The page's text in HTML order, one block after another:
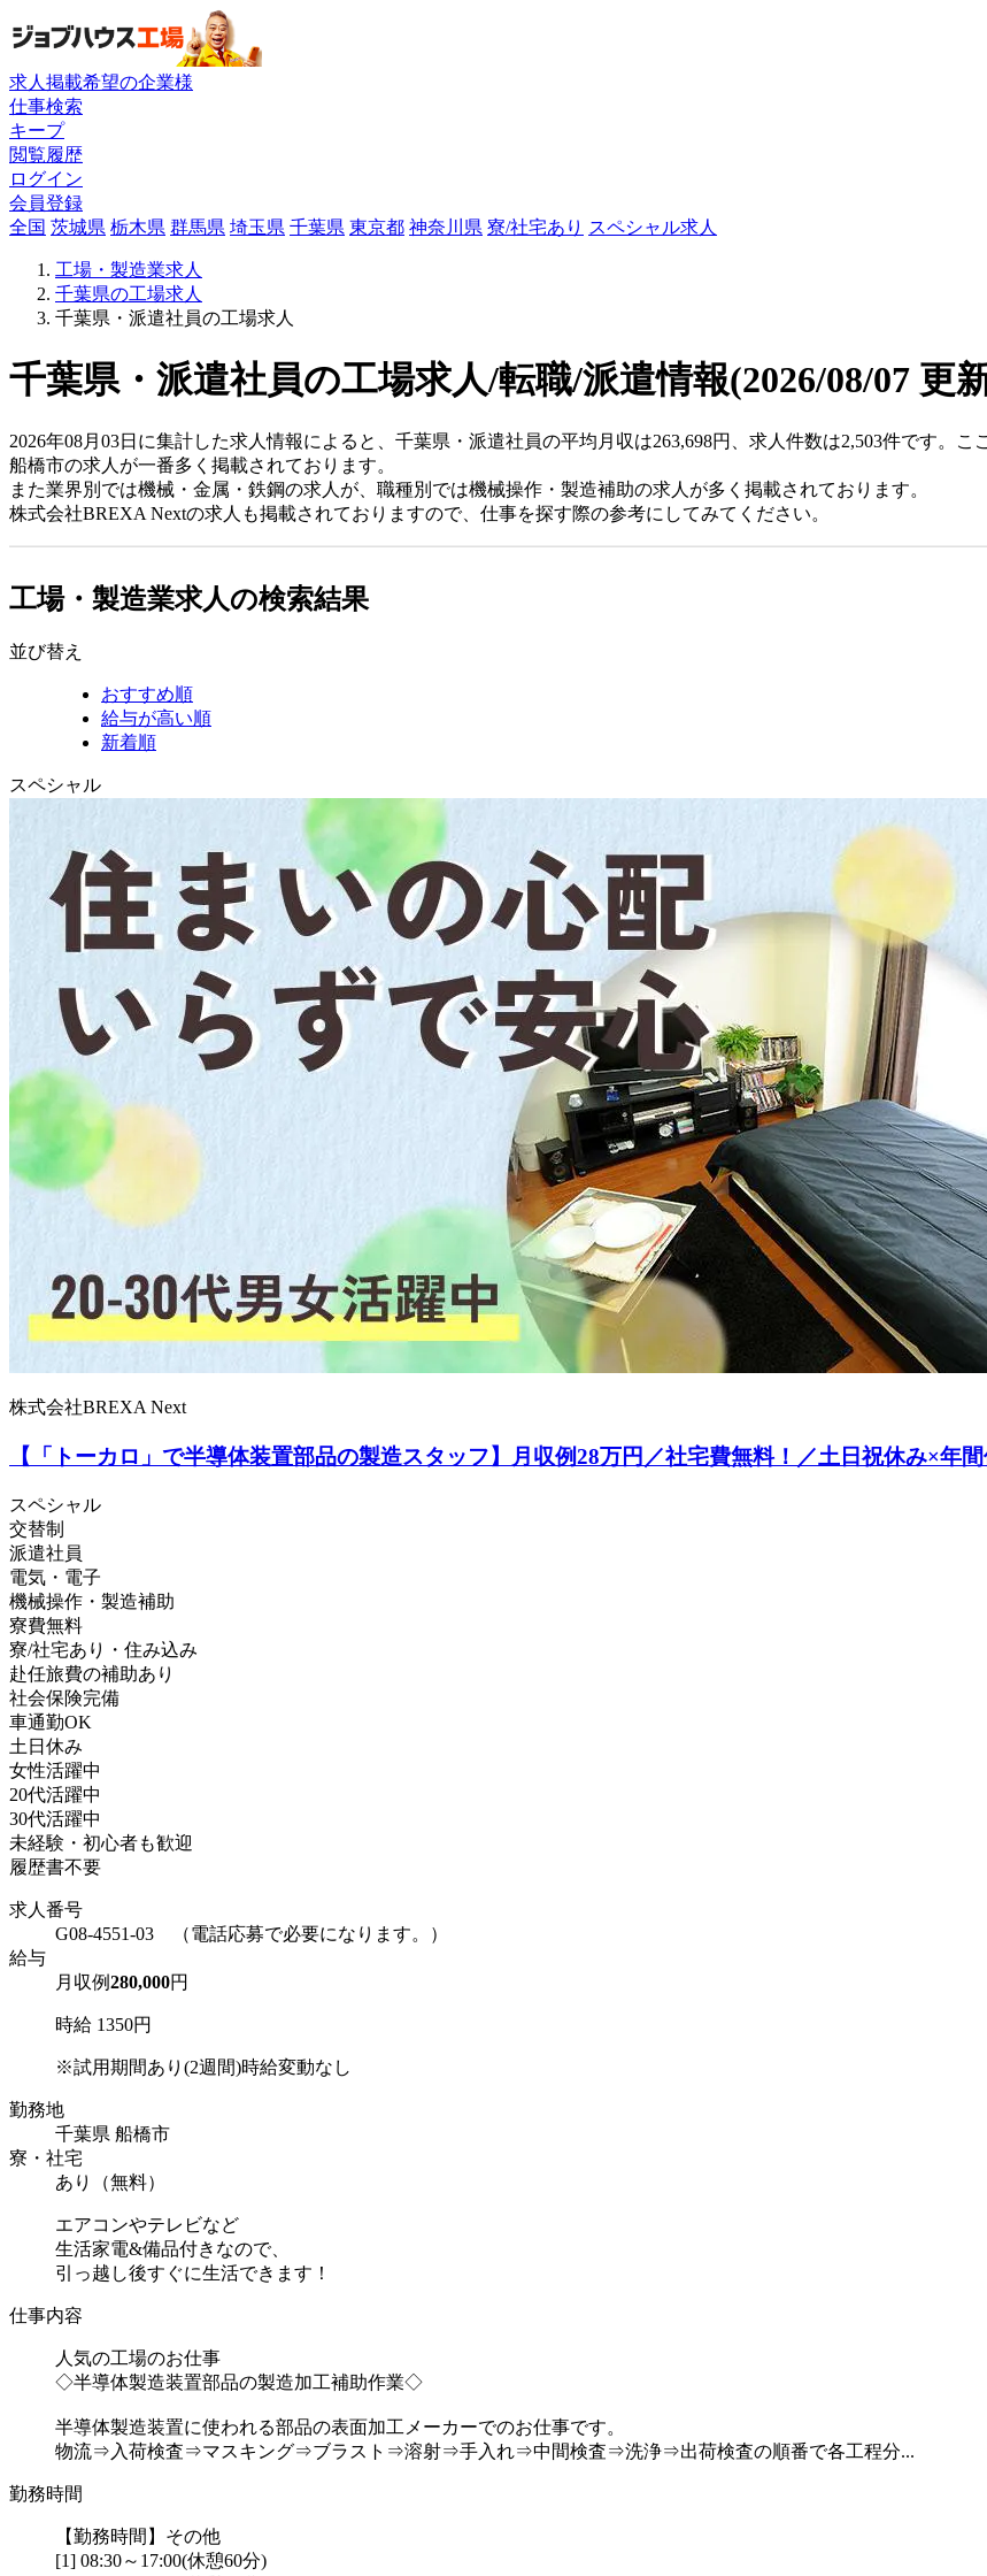
求人掲載希望の企業様
仕事検索
キープ
閲覧履歴
ログイン
会員登録
全国 茨城県 栃木県 群馬県 埼玉県 千葉県 東京都 神奈川県 寮/社宅あり スペシャル求人
工場・製造業求人
千葉県の工場求人
千葉県・派遣社員の工場求人
千葉県・派遣社員の工場求人/転職/派遣情報(2026/08/07 更
2026年08月03日に集計した求人情報によると、千葉県・派遣社員の平均月収は263,698円、求人件数は2,503件です。こ
船橋市の求人が一番多く掲載されております。
また業界別では機械・金属・鉄鋼の求人が、職種別では機械操作・製造補助の求人が多く掲載されております。
株式会社BREXA Nextの求人も掲載されておりますので、仕事を探す際の参考にしてみてください。
工場・製造業求人の検索結果
並び替え
おすすめ順
給与が高い順
新着順
スペシャル
株式会社BREXA Next
【「トーカロ」で半導体装置部品の製造スタッフ】月収例28万円／社宅費無料！／土日祝休み×
スペシャル
交替制
派遣社員
電気・電子
機械操作・製造補助
寮費無料
寮/社宅あり・住み込み
赴任旅費の補助あり
社会保険完備
車通勤OK
土日休み
女性活躍中
20代活躍中
30代活躍中
未経験・初心者も歓迎
履歴書不要
求人番号
G08-4551-03 （電話応募で必要になります。）
給与
月収例280,000円
時給 1350円
※試用期間あり(2週間)時給変動なし
勤務地
千葉県 船橋市
寮・社宅
あり（無料）
エアコンやテレビなど
生活家電&備品付きなので、
引っ越し後すぐに生活できます！
仕事内容
人気の工場のお仕事
◇半導体製造装置部品の製造加工補助作業◇
半導体製造装置に使われる部品の表面加工メーカーでのお仕事です。
物流⇒入荷検査⇒マスキング⇒ブラスト⇒溶射⇒手入れ⇒中間検査⇒洗浄⇒出荷検査の順番で各工程分...
勤務時間
【勤務時間】その他
[1] 08:30～17:00(休憩60分)